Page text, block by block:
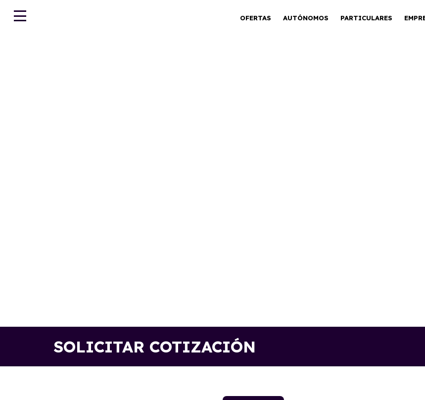
OFERTAS AUTÓNOMOS PARTICULARES
SOLICITAR COTIZACIÓN